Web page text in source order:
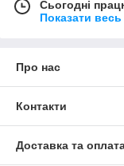
Сьогодні
Показати
Про нас
Контакти
Доставка та